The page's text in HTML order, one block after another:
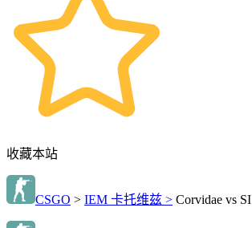
收藏本站
CSGO > IEM 卡托维兹 > Corvidae vs SI